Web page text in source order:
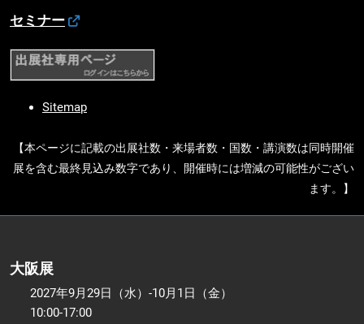
セミナー
Sitemap
【本ページに記載の出展社数・来場者数・国数・講演数は同時開催
展を含む最終見込み数字であり、開催時には増減の可能性がござい
ます。】
大阪展
2027年9月29日（水）-10月1日（金）
10:00-17:00